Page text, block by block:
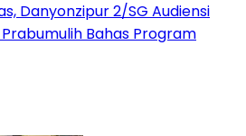
Danyonzipur 2/SG Audiensi
Bahas Program